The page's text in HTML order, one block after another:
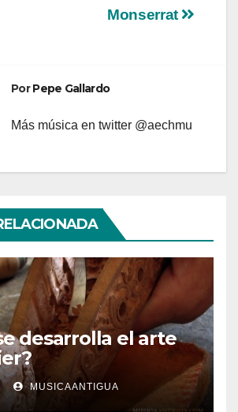
Monserrat
PorPepe Gallardo
Más música en twitter @aechmu
desarrolla el arte
MUSICAANTIGUA